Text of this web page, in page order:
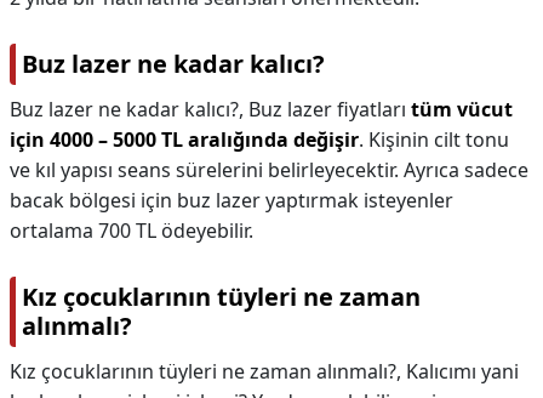
Buz lazer ne kadar kalıcı?
Buz lazer ne kadar kalıcı?, Buz lazer fiyatları tüm vücut
için 4000 – 5000 TL aralığında değişir. Kişinin cilt tonu
ve kıl yapısı seans sürelerini belirleyecektir. Ayrıca sadece
bacak bölgesi için buz lazer yaptırmak isteyenler
ortalama 700 TL ödeyebilir.
Kız çocuklarının tüyleri ne zaman
alınmalı?
Kız çocuklarının tüyleri ne zaman alınmalı?, Kalıcımı yani